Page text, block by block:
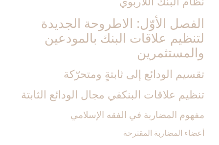
الفصل الأوّل: الاطروحة الجديدة
لتنظيم علاقات البنك بالمودعين
والمستثمرين‏
تقسيم الودائع إلى ثابتةٍ ومتحرّكة
تنظيم علاقات البنك‏في مجال الودائع الثابتة
مفهوم المضاربة في الفقه الإسلامي
أعضاء المضاربة المقترحة